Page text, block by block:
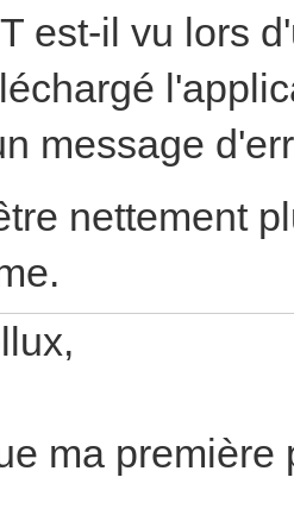
est-il vu lors
message
nettement
ma